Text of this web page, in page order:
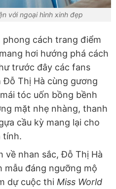
với ngoại hình xinh đẹp
phong cách trang điểm
hơi hướng phá cách
trước đây các fans
Thị Hà cùng gương
tóc uốn bồng bềnh
mặt nhẹ nhàng, thanh
cầu kỳ mang lại cho
tính.
về nhan sắc, Đỗ Thị Hà
đáng ngưỡng mộ
dự cuộc thi Miss World